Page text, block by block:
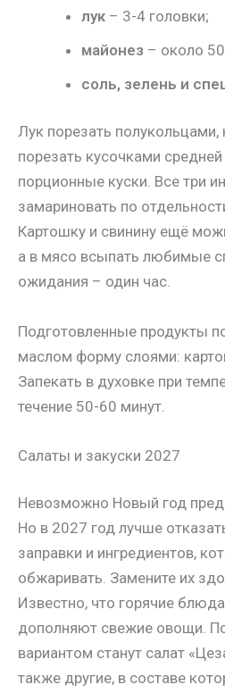
лук – 3-4 головки;
майонез – около
соль, зелень и
Лук порезать полукольцами,
порезать кусочками
порционные куски. Все три
замариновать по
Картошку и свинину ещё
а в мясо всыпать любимые
ожидания – один час.
Подготовленные продукты
маслом форму слоями:
Запекать в духовке при
течение 50-60 минут.
Салаты и закуски 2027
Невозможно Новый год
Но в 2027 год лучше
заправки и ингредиентов,
обжаривать. Замените их
Известно, что горячие
дополняют свежие овощи.
вариантом станут салат
также другие, в составе